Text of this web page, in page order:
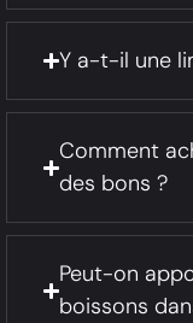
Y a-t-il une
Comment
des bons ?
Peut-on
boissons